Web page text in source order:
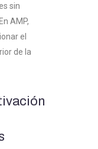
sin
AMP,
el
de la